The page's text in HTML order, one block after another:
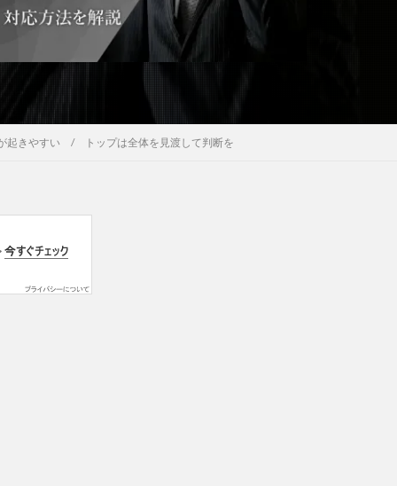
起きやすい / トップは全体を見渡して判断を